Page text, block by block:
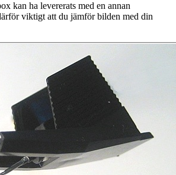
kan ha levererats med en annan
viktigt att du jämför bilden med din